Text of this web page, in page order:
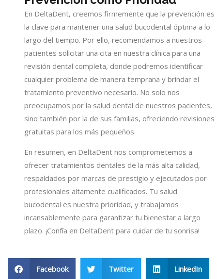
En DeltaDent, creemos firmemente que la prevención es
la clave para mantener una salud bucodental óptima a lo
largo del tiempo. Por ello, recomendamos a nuestros
pacientes solicitar una cita en nuestra clínica para una
revisión dental completa, donde podremos identificar
cualquier problema de manera temprana y brindar el
tratamiento preventivo necesario. No solo nos
preocupamos por la salud dental de nuestros pacientes,
sino también por la de sus familias, ofreciendo revisiones
gratuitas para los más pequeños.
En resumen, en DeltaDent nos comprometemos a
ofrecer tratamientos dentales de la más alta calidad,
respaldados por marcas de prestigio y ejecutados por
profesionales altamente cualificados. Tu salud
bucodental es nuestra prioridad, y trabajamos
incansablemente para garantizar tu bienestar a largo
plazo. ¡Confía en DeltaDent para cuidar de tu sonrisa!
Facebook Twitter LinkedIn